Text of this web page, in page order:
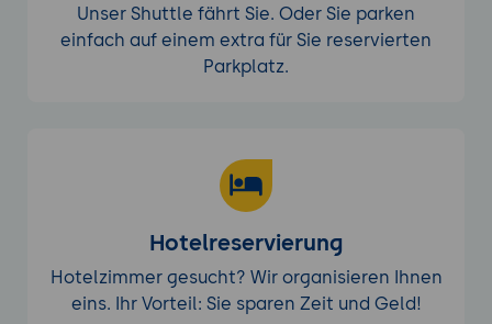
Unser Shuttle fährt Sie. Oder Sie parken
einfach auf einem extra für Sie reservierten
Parkplatz.
Hotelreservierung
Hotelzimmer gesucht? Wir organisieren Ihnen
eins. Ihr Vorteil: Sie sparen Zeit und Geld!